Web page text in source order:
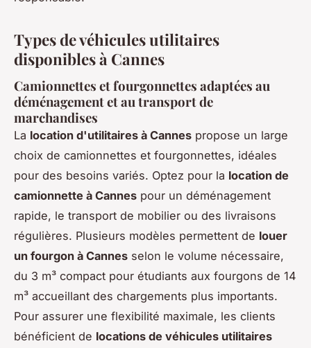
Types de véhicules utilitaires
disponibles à Cannes
Camionnettes et fourgonnettes adaptées au
déménagement et au transport de
marchandises
La location d'utilitaires à Cannes propose un large
choix de camionnettes et fourgonnettes, idéales
pour des besoins variés. Optez pour la location de
camionnette à Cannes pour un déménagement
rapide, le transport de mobilier ou des livraisons
régulières. Plusieurs modèles permettent de louer
un fourgon à Cannes selon le volume nécessaire,
du 3 m³ compact pour étudiants aux fourgons de 14
m³ accueillant des chargements plus importants.
Pour assurer une flexibilité maximale, les clients
bénéficient de locations de véhicules utilitaires